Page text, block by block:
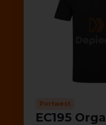
Portwest
EC195